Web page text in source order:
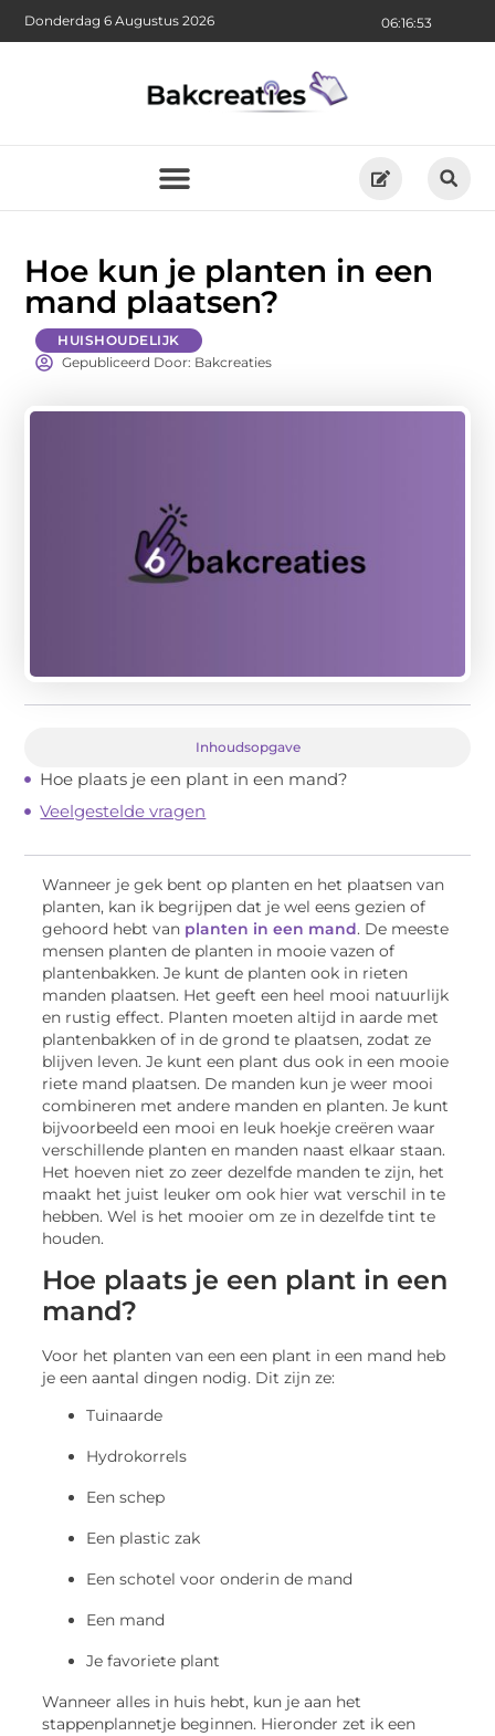
06:16:54
Donderdag 6 Augustus 2026
Hoe kun je planten in een
mand plaatsen?
HUISHOUDELIJK
Gepubliceerd Door: Bakcreaties
Inhoudsopgave
Hoe plaats je een plant in een mand?
Veelgestelde vragen
Wanneer je gek bent op planten en het plaatsen van
planten, kan ik begrijpen dat je wel eens gezien of
gehoord hebt van planten in een mand. De meeste
mensen planten de planten in mooie vazen of
plantenbakken. Je kunt de planten ook in rieten
manden plaatsen. Het geeft een heel mooi natuurlijk
en rustig effect. Planten moeten altijd in aarde met
plantenbakken of in de grond te plaatsen, zodat ze
blijven leven. Je kunt een plant dus ook in een mooie
riete mand plaatsen. De manden kun je weer mooi
combineren met andere manden en planten. Je kunt
bijvoorbeeld een mooi en leuk hoekje creëren waar
verschillende planten en manden naast elkaar staan.
Het hoeven niet zo zeer dezelfde manden te zijn, het
maakt het juist leuker om ook hier wat verschil in te
hebben. Wel is het mooier om ze in dezelfde tint te
houden.
Hoe plaats je een plant in een
mand?
Voor het planten van een een plant in een mand heb
je een aantal dingen nodig. Dit zijn ze:
Tuinaarde
Hydrokorrels
Een schep
Een plastic zak
Een schotel voor onderin de mand
Een mand
Je favoriete plant
Wanneer alles in huis hebt, kun je aan het
stappenplannetje beginnen. Hieronder zet ik een